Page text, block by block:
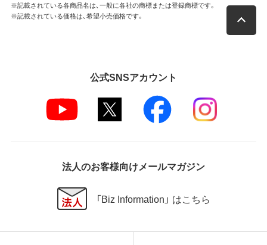
※記載されている各商品名は、一般に各社の商標または登録商標です。
※記載されている価格は、希望小売価格です。
公式SNSアカウント
法人のお客様向けメールマガジン
「Biz Information」 はこちら